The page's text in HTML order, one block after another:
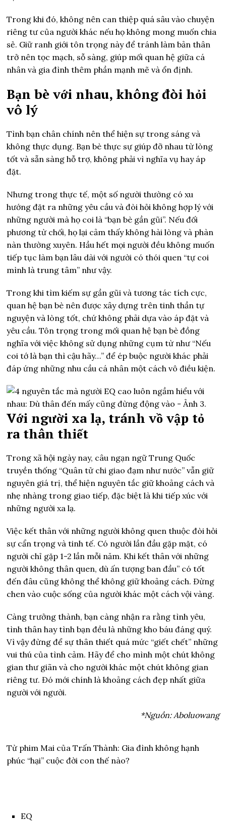
Trong khi đó, không nên can thiệp quá sâu vào chuyện
riêng tư của người khác nếu họ không mong muốn chia
sẻ. Giữ ranh giới tôn trọng này để tránh làm bản thân
trở nên tọc mạch, sỗ sàng, giúp mối quan hệ giữa cá
nhân và gia đình thêm phần mạnh mẽ và ổn định.
Bạn bè với nhau, không đòi hỏi
vô lý
Tình bạn chân chính nên thể hiện sự trong sáng và
không thực dụng. Bạn bè thực sự giúp đỡ nhau từ lòng
tốt và sẵn sàng hỗ trợ, không phải vì nghĩa vụ hay áp
đặt.
Nhưng trong thực tế, một số người thường có xu
hướng đặt ra những yêu cầu và đòi hỏi không hợp lý với
những người mà họ coi là “bạn bè gần gũi”. Nếu đối
phương từ chối, họ lại cảm thấy không hài lòng và phàn
nàn thường xuyên. Hầu hết mọi người đều không muốn
tiếp tục làm bạn lâu dài với người có thói quen “tự coi
mình là trung tâm” như vậy.
Trong khi tìm kiếm sự gần gũi và tương tác tích cực,
quan hệ bạn bè nên được xây dựng trên tinh thần tự
nguyện và lòng tốt, chứ không phải dựa vào áp đặt và
yêu cầu. Tôn trọng trong mối quan hệ bạn bè đồng
nghĩa với việc không sử dụng những cụm từ như “Nếu
coi tớ là bạn thì cậu hãy…” để ép buộc người khác phải
đáp ứng những nhu cầu cá nhân một cách vô điều kiện.
Với người xa lạ, tránh vồ vập tỏ
ra thân thiết
Trong xã hội ngày nay, câu ngạn ngữ Trung Quốc
truyền thống “Quân tử chi giao đạm như nước” vẫn giữ
nguyên giá trị, thể hiện nguyên tắc giữ khoảng cách và
nhẹ nhàng trong giao tiếp, đặc biệt là khi tiếp xúc với
những người xa lạ.
Việc kết thân với những người không quen thuộc đòi hỏi
sự cẩn trọng và tinh tế. Có người lần đầu gặp mặt, có
người chỉ gặp 1-2 lần mỗi năm. Khi kết thân với những
người không thân quen, dù ấn tượng ban đầu” có tốt
đến đâu cũng không thể không giữ khoảng cách. Đừng
chen vào cuộc sống của người khác một cách vội vàng.
Càng trưởng thành, bạn càng nhận ra rằng tình yêu,
tình thân hay tình bạn đều là những kho báu đáng quý.
Vì vậy đừng để sự thân thiết quá mức “giết chết” những
vui thú của tình cảm. Hãy để cho mình một chút không
gian thư giãn và cho người khác một chút không gian
riêng tư. Đó mới chính là khoảng cách đẹp nhất giữa
người với người.
*Nguồn: Aboluowang
Từ phim Mai của Trấn Thành: Gia đình không hạnh
phúc “hại” cuộc đời con thế nào?
EQ